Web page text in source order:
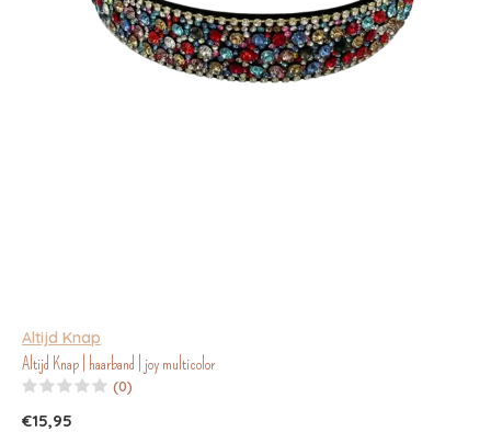
Altijd Knap
Altijd Knap | haarband | joy multicolor
(0)
€15,95